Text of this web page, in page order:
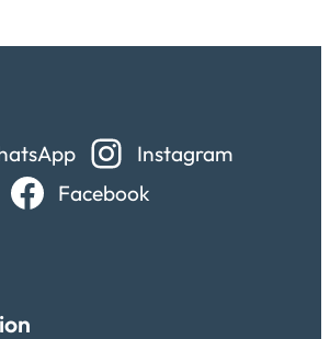
Instagram
Facebook